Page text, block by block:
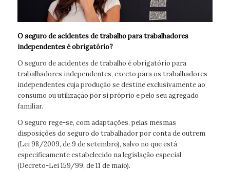
O seguro de acidentes de trabalho para trabalhadores
independentes é obrigatório?
O seguro de acidentes de trabalho é obrigatório para
trabalhadores independentes, exceto para os trabalhadores
independentes cuja produção se destine exclusivamente ao
consumo ou utilização por si próprio e pelo seu agregado
familiar.
O seguro rege-se, com adaptações, pelas mesmas
disposições do seguro do trabalhador por conta de outrem
(Lei 98/2009, de 9 de setembro), salvo no que está
especificamente estabelecido na legislação especial
(Decreto-Lei 159/99, de 11 de maio).